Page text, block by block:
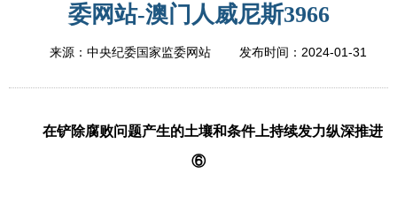
委网站-澳门人威尼斯3966
来源：中央纪委国家监委网站 发布时间： 2024-01-31
在铲除腐败问题产生的土壤和条件上持续发力纵深推进
⑥